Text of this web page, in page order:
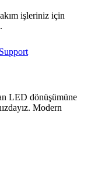
işleriniz için
Support
LED dönüşümüne
Modern